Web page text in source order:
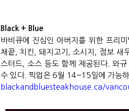
Black + Blue
바비큐에 진심인 아버지를 위한 프리
채끝, 치킨 돼지고기 소시지 점보 새
스터드
소스 등도 함께 제공된다.와규
수 있다. 픽업은 6월 14~15일에 가능
blackandbluesteakhouse.ca/